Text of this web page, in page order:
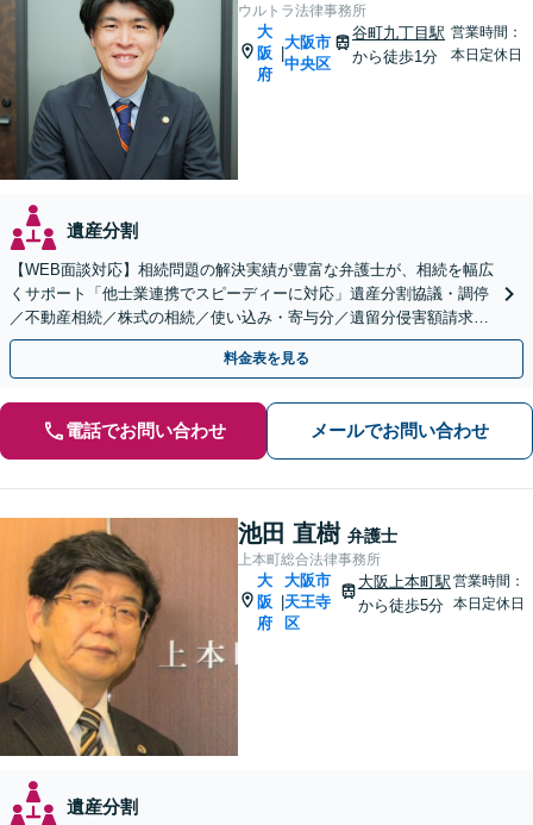
ウルトラ法律事務所
大
阪
府
|
大阪市
中央区
谷町九丁目駅
から徒歩1分
営業時間：
本日定休日
遺産分割
【WEB面談対応】相続問題の解決実績が豊富な弁護士が、相続を幅広
くサポート「他士業連携でスピーディーに対応」遺産分割協議・調停
／不動産相続／株式の相続／使い込み・寄与分／遺留分侵害額請求／
相続放棄（借金の相続）／遺言書作成
料金表を見る
電話でお問い合わせ メールでお問い合わせ
池田 直樹 弁護士
上本町総合法律事務所
大
阪
府
大阪市
天王寺
区
大阪上本町駅
から徒歩5分
営業時間：
本日定休日
遺産分割